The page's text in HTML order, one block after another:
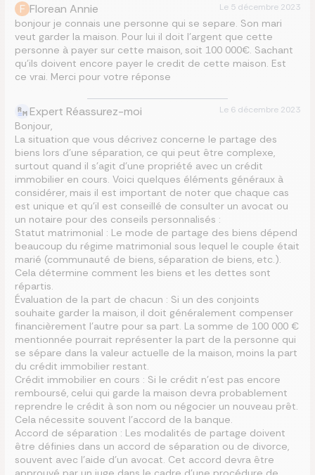
F Florean Annie Le 5 décembre 2023
bonjour je connais une personne qui se separe. Son mari
veut garder la maison. Pour lui il doit l’argent que cette
personne à payer sur cette maison, soit 100 000€. Sachant
qu’ils doivent encore payer le credit de cette maison. Est
ce vrai. Merci pour votre réponse
Expert Réassurez-moi Le 6 décembre 2023
Bonjour,
La situation que vous décrivez concerne le partage des
biens lors d’une séparation, ce qui peut être complexe,
surtout quand il s’agit d’une propriété avec un crédit
immobilier en cours. Voici quelques éléments généraux à
considérer, mais il est important de noter que chaque cas
est unique et qu’il est conseillé de consulter un avocat ou
un notaire pour des conseils personnalisés :
Statut matrimonial : Le mode de partage des biens dépend
beaucoup du régime matrimonial sous lequel le couple était
marié (communauté de biens, séparation de biens, etc.).
Cela détermine comment les biens et les dettes sont
répartis.
Évaluation de la part de chacun : Si un des conjoints
souhaite garder la maison, il doit généralement compenser
financièrement l’autre pour sa part. La somme de 100 000 €
mentionnée pourrait représenter la part de la personne qui
se sépare dans la valeur actuelle de la maison, moins la part
du crédit immobilier restant.
Crédit immobilier en cours : Si le crédit n’est pas encore
remboursé, celui qui garde la maison devra probablement
reprendre le crédit à son nom ou négocier un nouveau prêt.
Cela nécessite souvent l’accord de la banque.
Accord de séparation : Les modalités de partage doivent
être définies dans un accord de séparation ou de divorce,
souvent avec l’aide d’un avocat. Cet accord devra être